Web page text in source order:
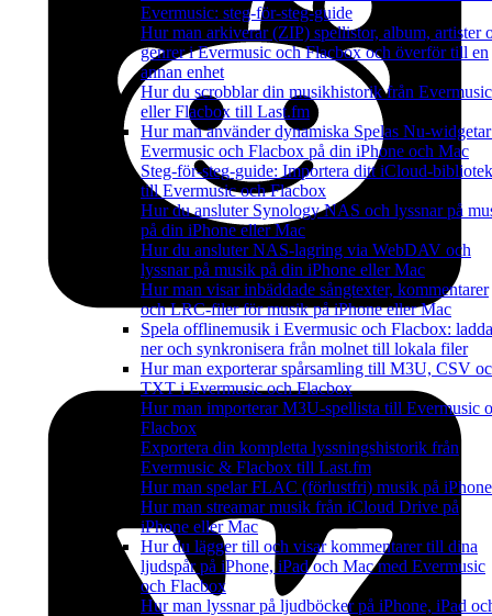
Evermusic: steg-för-steg-guide
Hur man arkiverar (ZIP) spellistor, album, artister
genrer i Evermusic och Flacbox och överför till en
annan enhet
Hur du scrobblar din musikhistorik från Evermusic
eller Flacbox till Last.fm
Hur man använder dynamiska Spelas Nu-
Evermusic och Flacbox på din iPhone och Mac
Steg-för-steg-guide: Importera ditt iCloud-bibliotek
till Evermusic och Flacbox
Hur du ansluter Synology NAS och lyssnar på
på din iPhone eller Mac
Hur du ansluter NAS-lagring via WebDAV och
lyssnar på musik på din iPhone eller Mac
Hur man visar inbäddade sångtexter, kommentarer
och LRC-filer för musik på iPhone eller Mac
Spela offlinemusik i Evermusic och Flacbox: ladda
ner och synkronisera från molnet till lokala filer
Hur man exporterar spårsamling till M3U, CSV
TXT i Evermusic och Flacbox
Hur man importerar M3U-spellista till Evermusic
Flacbox
Exportera din kompletta lyssningshistorik från
Evermusic & Flacbox till Last.fm
Hur man spelar FLAC (förlustfri) musik på iPhone
Hur man streamar musik från iCloud Drive på
iPhone eller Mac
Hur du lägger till och visar kommentarer till dina
ljudspår på iPhone, iPad och Mac med Evermusic
och Flacbox
Hur man lyssnar på ljudböcker på iPhone, iPad